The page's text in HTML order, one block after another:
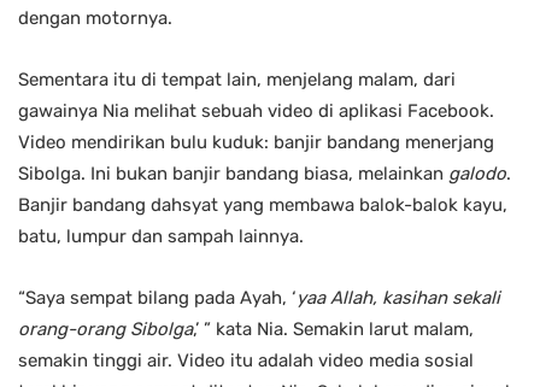
dengan motornya.
Sementara itu di tempat lain, menjelang malam, dari
gawainya Nia melihat sebuah video di aplikasi Facebook.
Video mendirikan bulu kuduk: banjir bandang menerjang
Sibolga. Ini bukan banjir bandang biasa, melainkan galodo.
Banjir bandang dahsyat yang membawa balok-balok kayu,
batu, lumpur dan sampah lainnya.
“Saya sempat bilang pada Ayah, ‘yaa Allah, kasihan sekali
orang-orang Sibolga,’ ” kata Nia. Semakin larut malam,
semakin tinggi air. Video itu adalah video media sosial